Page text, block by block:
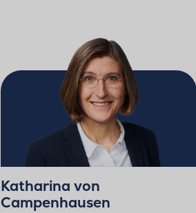
Katharina von
Campenhausen